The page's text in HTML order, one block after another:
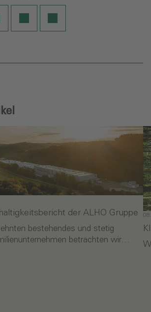
der ALHO Gruppe
bestehendes und stetig
betrachten wir…